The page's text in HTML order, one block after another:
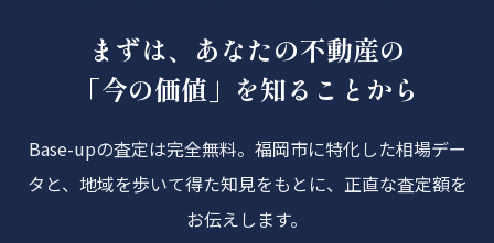
まずは、あなたの不動産の
「今の価値」を知ることから
Base-upの査定は完全無料。福岡市に特化した相場デー
タと、地域を歩いて得た知見をもとに、正直な査定額を
お伝えします。